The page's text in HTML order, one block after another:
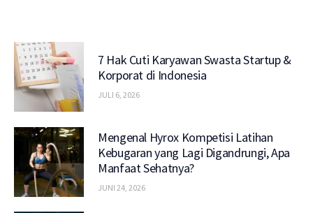
7 Hak Cuti Karyawan Swasta Startup &
Korporat di Indonesia
JULI 6, 2026
Mengenal Hyrox Kompetisi Latihan
Kebugaran yang Lagi Digandrungi, Apa
Manfaat Sehatnya?
JUNI 24, 2026